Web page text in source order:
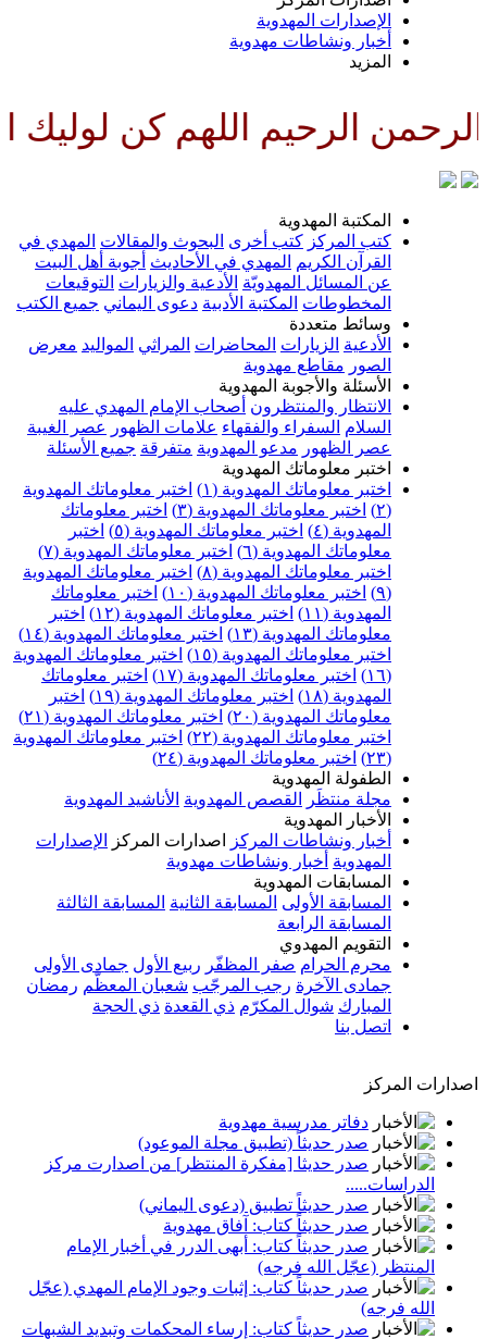
الإصدارات المهدوية
أخبار ونشاطات مهدوية
المزيد
الرحيم اللهم كن لوليك
المكتبة المهدوية
كتب المركز كتب أخرى البحوث والمقالات المهدي في
القرآن الكريم
المهدي في الأحاديث أجوبة أهل البيت
عن المسائل المهدويّة الأدعية والزيارات التوقيعات
المخطوطات المكتبة الأدبية دعوى اليماني جميع الكتب
وسائط متعددة
الأدعية الزيارات المحاضرات المراثي المواليد معرض
الصور مقاطع مهدوية
الأسئلة والأجوبة المهدوية
الانتظار والمنتظرون أصحاب الإمام المهدي عليه
السلام السفراء والفقهاء علامات الظهور
عصر الغيبة
عصر الظهور مدعو المهدوية متفرقة جميع الأسئلة
اختبر معلوماتك المهدوية
اختبر معلوماتك المهدوية (١)
اختبر معلوماتك المهدوية
(٢)
اختبر معلوماتك المهدوية (٣)
اختبر معلوماتك
المهدوية (٤)
اختبر معلوماتك المهدوية (٥)
اختبر
معلوماتك المهدوية (٦)
اختبر معلوماتك المهدوية (٧)
اختبر معلوماتك المهدوية (٨)
اختبر معلوماتك المهدوية
(٩)
اختبر معلوماتك المهدوية (١٠)
اختبر معلوماتك
المهدوية (١١)
اختبر معلوماتك المهدوية (١٢)
اختبر
معلوماتك المهدوية (١٣)
اختبر معلوماتك المهدوية (١٤)
اختبر معلوماتك المهدوية (١٥)
اختبر معلوماتك المهدوية
(١٦)
اختبر معلوماتك المهدوية (١٧)
اختبر معلوماتك
المهدوية (١٨)
اختبر معلوماتك المهدوية (١٩)
اختبر
معلوماتك المهدوية (٢٠)
اختبر معلوماتك المهدوية (٢١)
اختبر معلوماتك المهدوية (٢٢)
اختبر معلوماتك المهدوية
(٢٣)
اختبر معلوماتك المهدوية (٢٤)
الطفولة المهدوية
مجلة منتظَر
القصص المهدوية الأناشيد المهدوية
الأخبار المهدوية
أخبار ونشاطات المركز
اصدارات المركز
الإصدارات
المهدوية أخبار ونشاطات مهدوية
المسابقات المهدوية
المسابقة الأولى المسابقة الثانية المسابقة الثالثة
المسابقة الرابعة
التقويم المهدوي
محرم الحرام صفر المظفّر ربيع الأول جمادى الأولى
جمادى الآخرة رجب المرجّب شعبان المعظّم رمضان
المبارك شوال المكرّم ذي القعدة ذي الحجة
اتصل بنا
اصدارات المركز
دفاتر مدرسية مهدوية
صدر حديثاً (تطبيق مجلة الموعود)
صدر حديثا [مفكرة المنتظر] من اصدارت مركز
الدراسات.....
صدر حديثاً تطبيق (دعوى اليماني)
صدر حديثاً كتاب: آفاق مهدوية
صدر حديثاً كتاب: أبهى الدرر في أخبار الإمام
المنتظر (عجّل الله فرجه)
صدر حديثاً كتاب: إثبات وجود الإمام المهدي (عجّل
الله فرجه)
صدر حديثاً كتاب: إرساء المحكمات وتبديد الشبهات